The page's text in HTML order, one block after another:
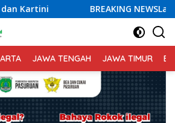
NEWSLapas Semarang
JAWA TENGAH JAWA TIMUR